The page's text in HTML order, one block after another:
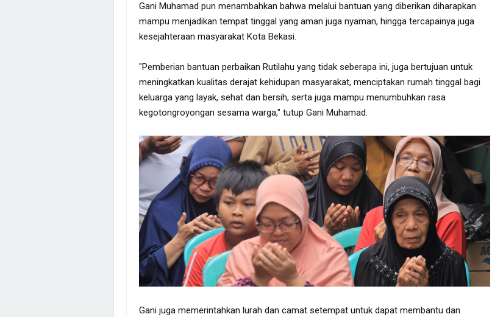
Gani Muhamad pun menambahkan bahwa melalui bantuan yang diberikan diharapkan
mampu menjadikan tempat tinggal yang aman juga nyaman, hingga tercapainya juga
kesejahteraan masyarakat Kota Bekasi.
"Pemberian bantuan perbaikan Rutilahu yang tidak seberapa ini, juga bertujuan untuk
meningkatkan kualitas derajat kehidupan masyarakat, menciptakan rumah tinggal bagi
keluarga yang layak, sehat dan bersih, serta juga mampu menumbuhkan rasa
kegotongroyongan sesama warga," tutup Gani Muhamad.
Gani juga memerintahkan lurah dan camat setempat untuk dapat membantu dan